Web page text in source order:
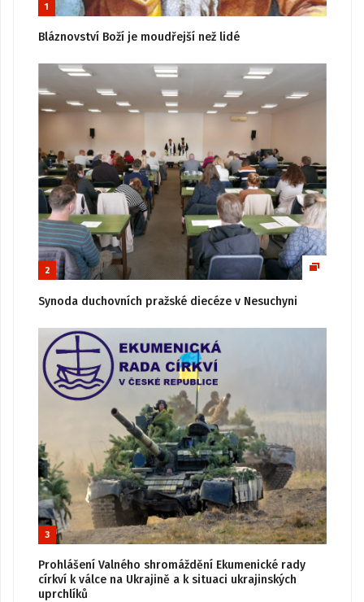
1
Bláznovství Boží je moudřejší než lidé
2
Synoda duchovních pražské diecéze v Nesuchyni
3
Prohlášení Valného shromáždění Ekumenické rady
církví k válce na Ukrajině a k situaci ukrajinských
uprchlíků